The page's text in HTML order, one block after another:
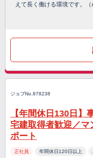
えて長く働ける環境です。（
ジョブNo.878238
【年間休日130日
宅建取得者歓迎／
ポート
正社員 年間休日120日以上